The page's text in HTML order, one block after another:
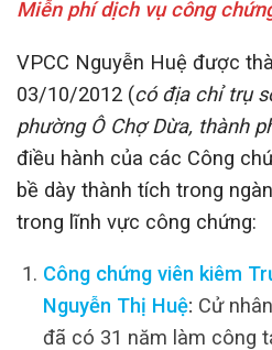
Miễn phí dịch vụ công
VPCC Nguyễn Huệ được
03/10/2012 (có địa chỉ trụ
phường Ô Chợ Dừa, thành
điều hành của các Công
bề dày thành tích trong
trong lĩnh vực công chứng:
Công chứng viên kiêm
Nguyễn Thị Huệ: Cử
đã có 31 năm làm công